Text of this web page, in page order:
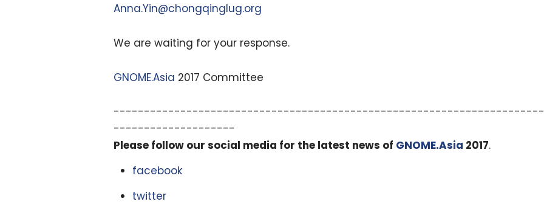
Anna.Yin@chongqinglug.org
We are waiting for your response.
GNOME.Asia 2017 Committee
-----------------------------------------------------------------------
--------------------
Please follow our social media for the latest news of GNOME.Asia 2017.
facebook
twitter